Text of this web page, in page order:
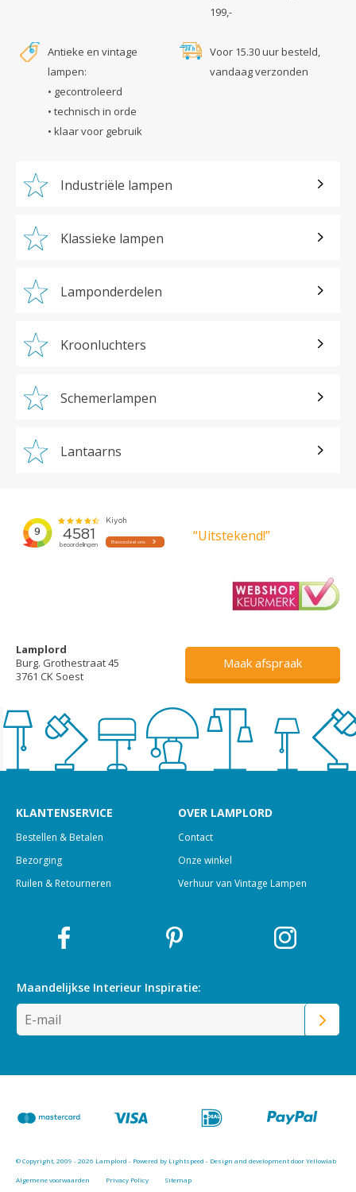
199,-
Antieke en vintage
lampen:
• gecontroleerd
• technisch in orde
• klaar voor gebruik
Voor 15.30 uur besteld,
vandaag verzonden
Industriële lampen
Klassieke lampen
Lamponderdelen
Kroonluchters
Schemerlampen
Lantaarns
“Uitstekend!”
Lamplord
Burg. Grothestraat 45
3761 CK Soest
Maak afspraak
KLANTENSERVICE
Bestellen & Betalen
Bezorging
Ruilen & Retourneren
OVER LAMPLORD
Contact
Onze winkel
Verhuur van Vintage Lampen
Maandelijkse Interieur Inspiratie:
© Copyright, 2009 - 2026 Lamplord - Powered by Lightspeed - Design and development door Yellowlab
Algemene voorwaarden Privacy Policy Sitemap